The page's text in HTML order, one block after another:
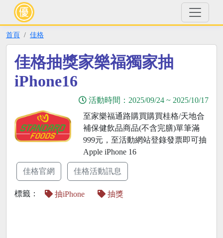
首頁 佳格
佳格抽獎家樂福獨家抽
iPhone16
活動時間： 2025/09/24 ~ 2025/10/17
至家樂福通路購買購買桂格/天地合
補保健飲品商品(不含完膳)單筆滿
999元，至活動網站登錄發票即可抽
Apple iPhone 16
佳格官網 佳格活動訊息
標籤： 抽iPhone 抽獎